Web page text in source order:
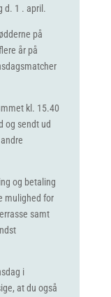
d. 1 . april.
på
år på
kl. 15.40
og sendt ud
og betaling
mulighed for
samt
i
at du også